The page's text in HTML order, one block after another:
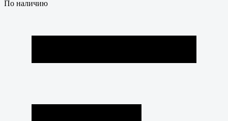
По наличию